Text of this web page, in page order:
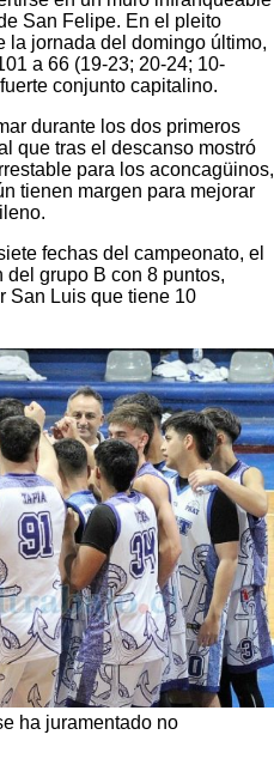
San Felipe. En el pleito
la jornada del domingo último,
a 66 (19-23; 20-24; 10-
conjunto capitalino.
durante los dos primeros
que tras el descanso mostró
para los aconcagüinos,
tienen margen para mejorar
fechas del campeonato, el
grupo B con 8 puntos,
San Luis que tiene 10
ha juramentado no